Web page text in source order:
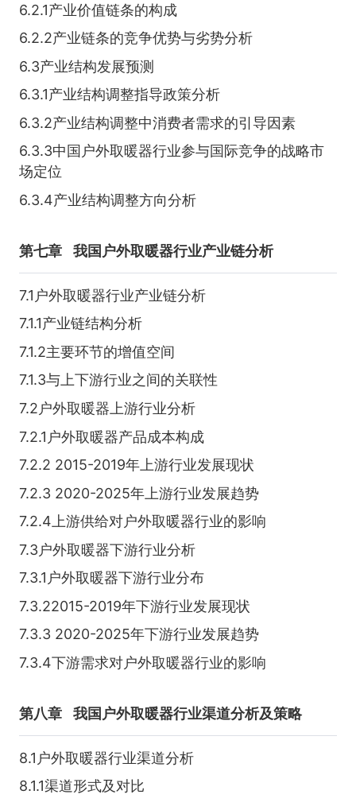
6.2.1产业价值链条的构成
6.2.2产业链条的竞争优势与劣势分析
6.3产业结构发展预测
6.3.1产业结构调整指导政策分析
6.3.2产业结构调整中消费者需求的引导因素
6.3.3中国户外取暖器行业参与国际竞争的战略市
场定位
6.3.4产业结构调整方向分析
第七章 我国户外取暖器行业产业链分析
7.1户外取暖器行业产业链分析
7.1.1产业链结构分析
7.1.2主要环节的增值空间
7.1.3与上下游行业之间的关联性
7.2户外取暖器上游行业分析
7.2.1户外取暖器产品成本构成
7.2.2 2015-2019年上游行业发展现状
7.2.3 2020-2025年上游行业发展趋势
7.2.4上游供给对户外取暖器行业的影响
7.3户外取暖器下游行业分析
7.3.1户外取暖器下游行业分布
7.3.22015-2019年下游行业发展现状
7.3.3 2020-2025年下游行业发展趋势
7.3.4下游需求对户外取暖器行业的影响
第八章 我国户外取暖器行业渠道分析及策略
8.1户外取暖器行业渠道分析
8.1.1渠道形式及对比